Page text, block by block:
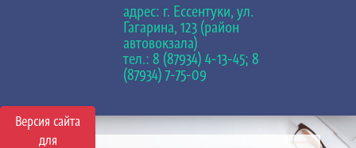
Версия сайта
для
адрес: г. Ессентуки, ул.
Гагарина, 123 (район
автовокзала)
тел.: 8 (87934) 4-13-45; 8
(87934) 7-75-09